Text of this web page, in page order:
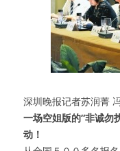
深圳晚报记者苏润菁
一场空姐版的“非诚勿
动！